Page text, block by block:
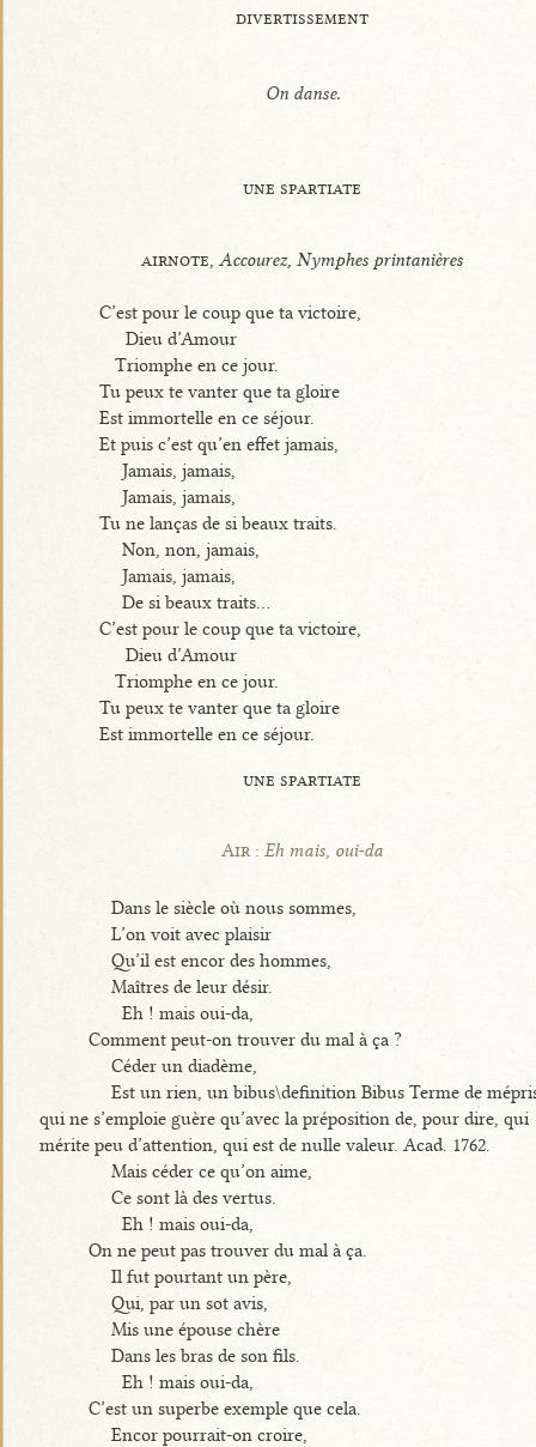
divertissement
On danse.
une spartiate
airnote, Accourez, Nymphes printanières
C’est pour le coup que ta victoire,
Dieu d’Amour
Triomphe en ce jour.
Tu peux te vanter que ta gloire
Est immortelle en ce séjour.
Et puis c’est qu’en effet jamais,
Jamais, jamais,
Jamais, jamais,
Tu ne lanças de si beaux traits.
Non, non, jamais,
Jamais, jamais,
De si beaux traits...
C’est pour le coup que ta victoire,
Dieu d’Amour
Triomphe en ce jour.
Tu peux te vanter que ta gloire
Est immortelle en ce séjour.
une spartiate
Air :Eh mais, oui-da
Dans le siècle où nous sommes,
L’on voit avec plaisir
Qu’il est encor des hommes,
Maîtres de leur désir.
Eh ! mais oui-da,
Comment peut-on trouver du mal à ça ?
Céder un diadème,
Est un rien, un bibus\definition Bibus Terme de
qui ne s’emploie guère qu’avec la préposition de, pour dire, qui
mérite peu d’attention, qui est de nulle valeur. Acad. 1762.
Mais céder ce qu’on aime,
Ce sont là des vertus.
Eh ! mais oui-da,
On ne peut pas trouver du mal à ça.
Il fut pourtant un père,
Qui, par un sot avis,
Mis une épouse chère
Dans les bras de son fils.
Eh ! mais oui-da,
C’est un superbe exemple que cela.
Encor pourrait-on croire,